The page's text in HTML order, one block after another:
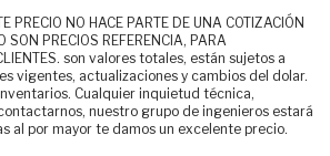
PRECIO NO HACE PARTE DE UNA COTIZACIÓN
SON PRECIOS REFERENCIA, PARA
son valores totales, están sujetos a
vigentes, actualizaciones y cambios del dolar.
Cualquier inquietud técnica,
nuestro grupo de ingenieros estará
al por mayor te damos un excelente precio.